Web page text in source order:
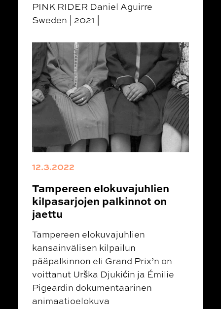
PINK RIDER Daniel Aguirre
Sweden | 2021 |
12.3.2022
Tampereen elokuvajuhlien
kilpasarjojen palkinnot on
jaettu
Tampereen elokuvajuhlien
kansainvälisen kilpailun
pääpalkinnon eli Grand Prix’n on
voittanut Urška Djukićin ja Émilie
Pigeardin dokumentaarinen
animaatioelokuva